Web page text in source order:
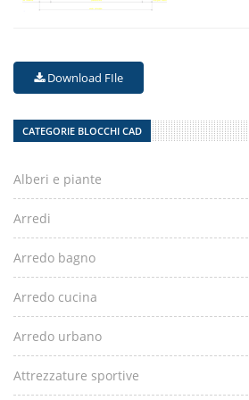
Download FIle
CATEGORIE BLOCCHI CAD
Alberi e piante
Arredi
Arredo bagno
Arredo cucina
Arredo urbano
Attrezzature sportive